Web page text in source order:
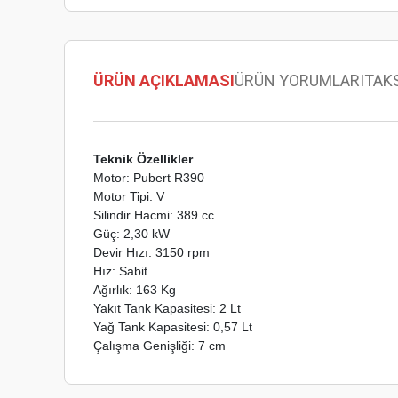
ÜRÜN AÇIKLAMASIÜRÜN YORUMLARI
Teknik Özellikler
Motor: Pubert R390
Motor Tipi: V
Silindir Hacmi: 389 cc
Güç: 2,30 kW
Devir Hızı: 3150 rpm
Hız: Sabit
Ağırlık: 163 Kg
Yakıt Tank Kapasitesi: 2 Lt
Yağ Tank Kapasitesi: 0,57 Lt
Çalışma Genişliği: 7 cm